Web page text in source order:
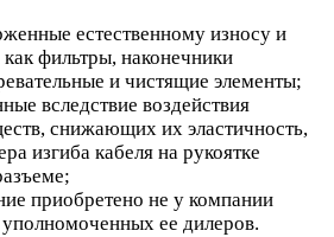
естественному износу и
фильтры, наконечники
и чистящие элементы;
вследствие воздействия
снижающих их эластичность,
изгиба кабеля на рукоятке
приобретено не у компании
ее дилеров.